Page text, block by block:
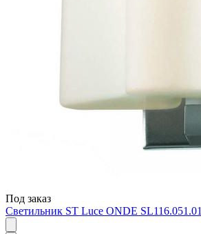
Под заказ
Светильник ST Luce ONDE SL116.051.01